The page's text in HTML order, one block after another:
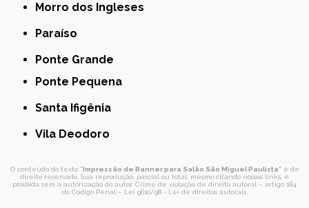
Morro dos Ingleses
Paraíso
Ponte Grande
Ponte Pequena
Santa Ifigênia
Vila Deodoro
O conteúdo do texto "Impressão de Banner para Salão São Miguel Paulista" é de
direito reservado. Sua reprodução, parcial ou total, mesmo citando nossos links, é
proibida sem a autorização do autor. Crime de violação de direito autoral – artigo 184
do Código Penal – Lei 9610/98 - Lei de direitos autorais.